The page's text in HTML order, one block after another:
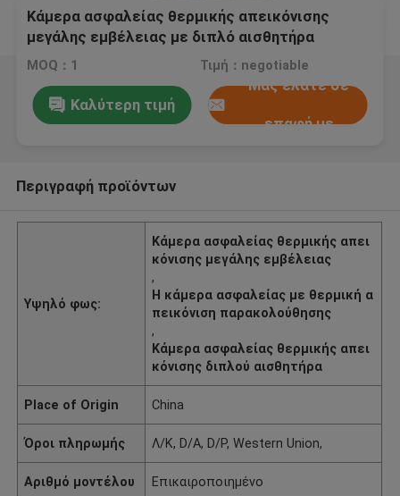
Κάμερα ασφαλείας θερμικής απεικόνισης
μεγάλης εμβέλειας με διπλό αισθητήρα
MOQ：1 Τιμή：negotiable
Καλύτερη τιμή
Μας ελάτε σε
επαφή με
Περιγραφή προϊόντων
Υψηλό φως:
Κάμερα ασφαλείας θερμικής απει
κόνισης μεγάλης εμβέλειας
,
Η κάμερα ασφαλείας με θερμική α
πεικόνιση παρακολούθησης
,
Κάμερα ασφαλείας θερμικής απει
κόνισης διπλού αισθητήρα
Place of Origin China
Όροι πληρωμής Λ/Κ, D/A, D/P, Western Union,
Αριθμό μοντέλου Επικαιροποιημένο